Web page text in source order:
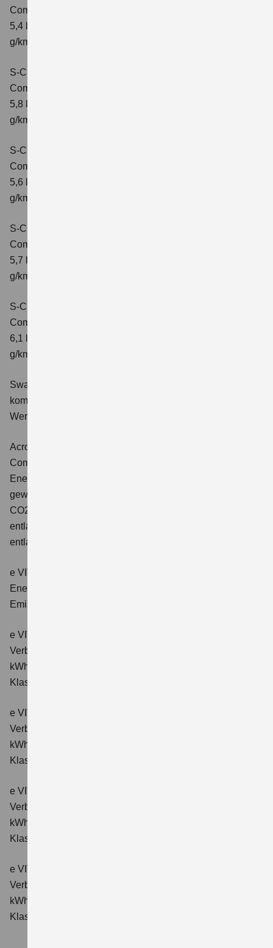
Comfort
5,4 l/100 km; kombinierter Wert der CO2-Emission: 121
g/km; CO2-Klasse: D
S-Cross 1.4 BOOSTERJET HYBRID AT
Comfort
5,8 l/100 km; kombinierter Wert der CO2-Emission: 132
g/km; CO2-Klasse: D
S-Cross 1.4 BOOSTERJET HYBRID ALLGRIP
Comfort
5,6 l/100 km; kombinierter Wert der CO2-Emission: 131
g/km; CO2-Klasse: D
S-Cross 1.4 BOOSTERJET HYBRID ALLGRIP
Comfort+
5,7 l/100 km; kombinierter Wert der CO2-Emission: 131
g/km; CO2-Klasse: D
S-Cross 1.4 BOOSTERJET HYBRID ALLGRIP AT
Comfort+
6,1 l/100 km; kombinierter Wert der CO2-Emission: 141
g/km; CO2-Klasse: E
Swace 1.8 HYBRID CVT Comfort+
kombinierter Energieverbrauch 4,5 l/100km; kombinierter
Wert der CO2-Emission: 102 g/km; CO2-Klasse: C.
Across 2.5 PLUG-IN HYBRID CVT
Comfort+
Energieverbrauch: 17,1kWh/100km plus 1,0 l/100 km;
gewichtet kombinierter Wert der CO2-Emission: 22 g/km;
CO2-Klasse: B; kombinierter Kraftstoffverbrauch bei
entladener Batterie: 6,6 l/100km; CO2-Klasse (bei
entladener Batterie): E.
e VITARA eAxle Club (49 kWh-Batterie)
Energieverbrauch kombiniert: 14,9 kWh/100km; CO₂-
Emissionen kombiniert: 0 g/km; CO₂-Klasse: A.
e VITARA eAxle Comfort (61 kWh-Batterie)
Verbrauchswerte: Energieverbrauch kombiniert: 15,1
kWh/100km; CO₂-Emissionen kombiniert: 0 g/km; CO₂-
Klasse: A.
e VITARA eAxle ALLGRIP-e Comfort (61 kWh-Batterie)
Verbrauchswerte: Energieverbrauch kombiniert: 16,6
kWh/100km; CO₂-Emissionen kombiniert: 0 g/km; CO₂-
Klasse: A.
e VITARA eAxle Comfort+ (61 kWh-Batterie)
Verbrauchswerte: Energieverbrauch kombiniert: 15,1
kWh/100km; CO₂-Emissionen kombiniert: 0 g/km; CO₂-
Klasse: A.
e VITARA eAxle ALLGRIP-e Comfort+ (61 kWh-Batterie)
Verbrauchswerte: Energieverbrauch kombiniert: 16,6
kWh/100 km; CO₂-Emissionen kombiniert: 0 g/km; CO₂-
Klasse: A.